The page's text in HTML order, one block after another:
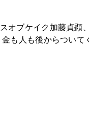
ブケイク加藤貞顕
も人も後からつい